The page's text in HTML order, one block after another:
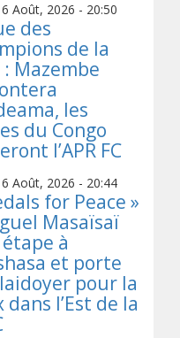
6 Août, 2026 - 20:50
des
de la
: Mazembe
les
du Congo
l’APR FC
6 Août, 2026 - 20:44
for Peace »
Masaïsaï
à
et porte
pour la
dans l’Est de la